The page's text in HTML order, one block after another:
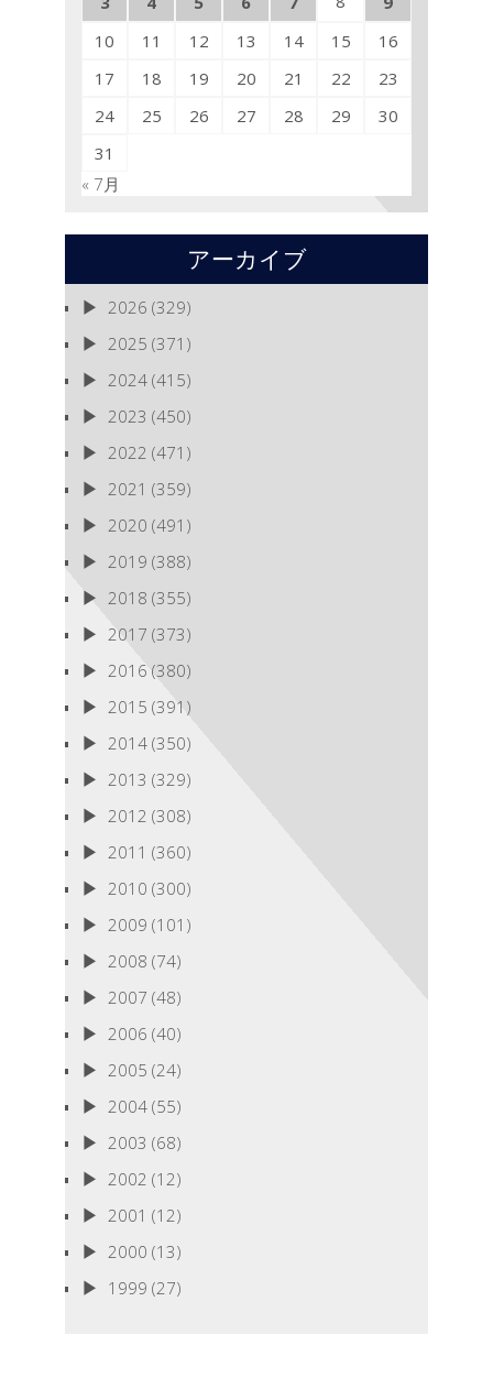
10
11 12 13 14 15
16
17
18 19 20 21 22
23
24
25 26 27 28 29
30
31
« 7月
アーカイブ
2026 (329)
2025 (371)
2024 (415)
2023 (450)
2022 (471)
2021 (359)
2020 (491)
2019 (388)
2018 (355)
2017 (373)
2016 (380)
2015 (391)
2014 (350)
2013 (329)
2012 (308)
2011 (360)
2010 (300)
2009 (101)
2008 (74)
2007 (48)
2006 (40)
2005 (24)
2004 (55)
2003 (68)
2002 (12)
2001 (12)
2000 (13)
1999 (27)